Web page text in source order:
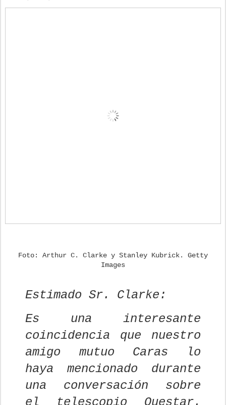
Foto: Arthur C. Clarke y Stanley Kubrick. Getty
Images
Estimado Sr. Clarke:
Es una interesante
coincidencia que nuestro
amigo mutuo Caras lo
haya mencionado durante
una conversación sobre
el telescopio Questar.